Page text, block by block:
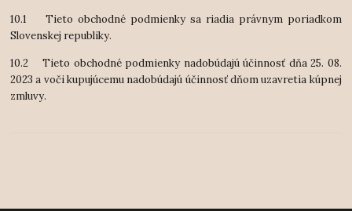
10.1 Tieto obchodné podmienky sa riadia právnym poriadkom
Slovenskej republiky.
10.2 Tieto obchodné podmienky nadobúdajú účinnosť dňa 25. 08.
2023 a voči kupujúcemu nadobúdajú účinnosť dňom uzavretia kúpnej
zmluvy.